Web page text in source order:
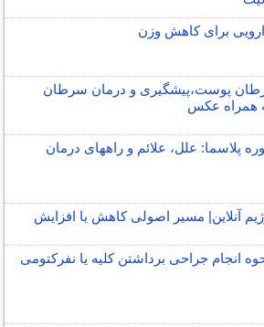
برای کاهش وزن
پوست،پیشگیری و درمان سرطان
همراه عکس
پلاسما: علل، علائم و راههای درمان
آنلاین| مسیر اصولی کاهش یا افزایش
انجام جراحی برداشتن کلیه یا نفرکتومی